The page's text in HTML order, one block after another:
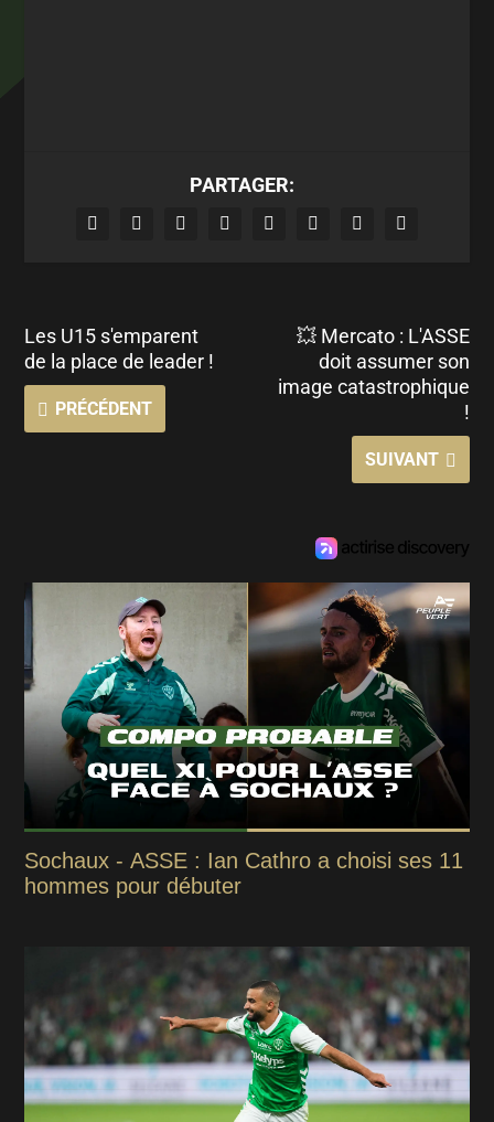
PARTAGER:
Les U15 s'emparent
de la place de leader !
PRÉCÉDENT
💥 Mercato : L'ASSE
doit assumer son
image catastrophique
!
SUIVANT
Sochaux - ASSE : Ian Cathro a choisi ses 11
hommes pour débuter